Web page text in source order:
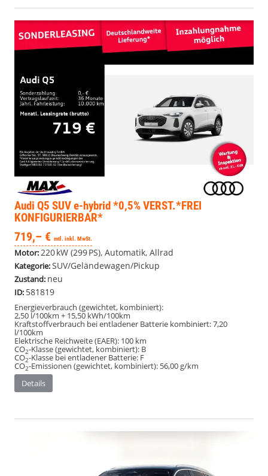
Audi Q5 SUV e-hybrid *0,5% VERST.*FREI
KONFIGURIERBAR*
719,– € mtl. inkl. MwSt.
Motor:220 kW (299 PS), Automatik, Allrad
Kategorie:SUV/Geländewagen/Pickup
Zustand: neu
ID: 581819
Energieverbrauch (gewichtet, kombiniert):
2,50 l/100km + 15,50 kWh/100km
Kraftstoffverbrauch bei entladener Batterie kombiniert:7,20
l/100km
Elektrische Reichweite (EAER): 100 km
CO2-Klasse (gewichtet, kombiniert): B
CO2-Klasse bei entladener Batterie: F
CO2-Emissionen (gewichtet, kombiniert): 56,00 g/km
Details